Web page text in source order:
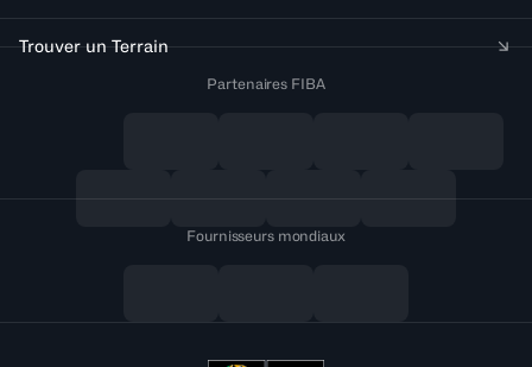
Trouver un Terrain
Partenaires FIBA
Fournisseurs mondiaux